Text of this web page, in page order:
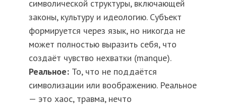
символической структуры, включающей
законы, культуру и идеологию. Субъект
формируется через язык, но никогда не
может полностью выразить себя, что
создаёт чувство нехватки (manque).
Реальное:То, что не поддаётся
символизации или воображению. Реальное
— это хаос, травма, нечто